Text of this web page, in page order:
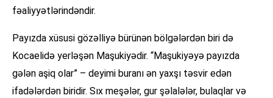
fəaliyyətlərindəndir.
Payızda xüsusi gözəlliyə bürünən bölgələrdən biri də
Kocaelidə yerləşən Maşukiyədir. “Maşukiyəyə payızda
gələn aşiq olar” – deyimi buranı ən yaxşı təsvir edən
ifadələrdən biridir. Sıx meşələr, gur şəlalələr, bulaqlar və